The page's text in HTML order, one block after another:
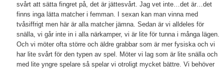
svårt att sätta fingret på, det är jättesvårt. Jag vet inte…det är…det
finns inga lätta matcher i femman. I sexan kan man vinna med
tvåsiffrigt men här är alla matcher jämna. Sedan är vi alldeles för
snälla, vi går inte in i alla närkamper, vi är lite för tunna i många lägen.
Och vi möter ofta större och äldre grabbar som är mer fysiska och vi
har lite svårt för den typen av spel. Möter vi lag som är lite snälla och
med lite yngre spelare så spelar vi otroligt mycket bättre. Vi behöver